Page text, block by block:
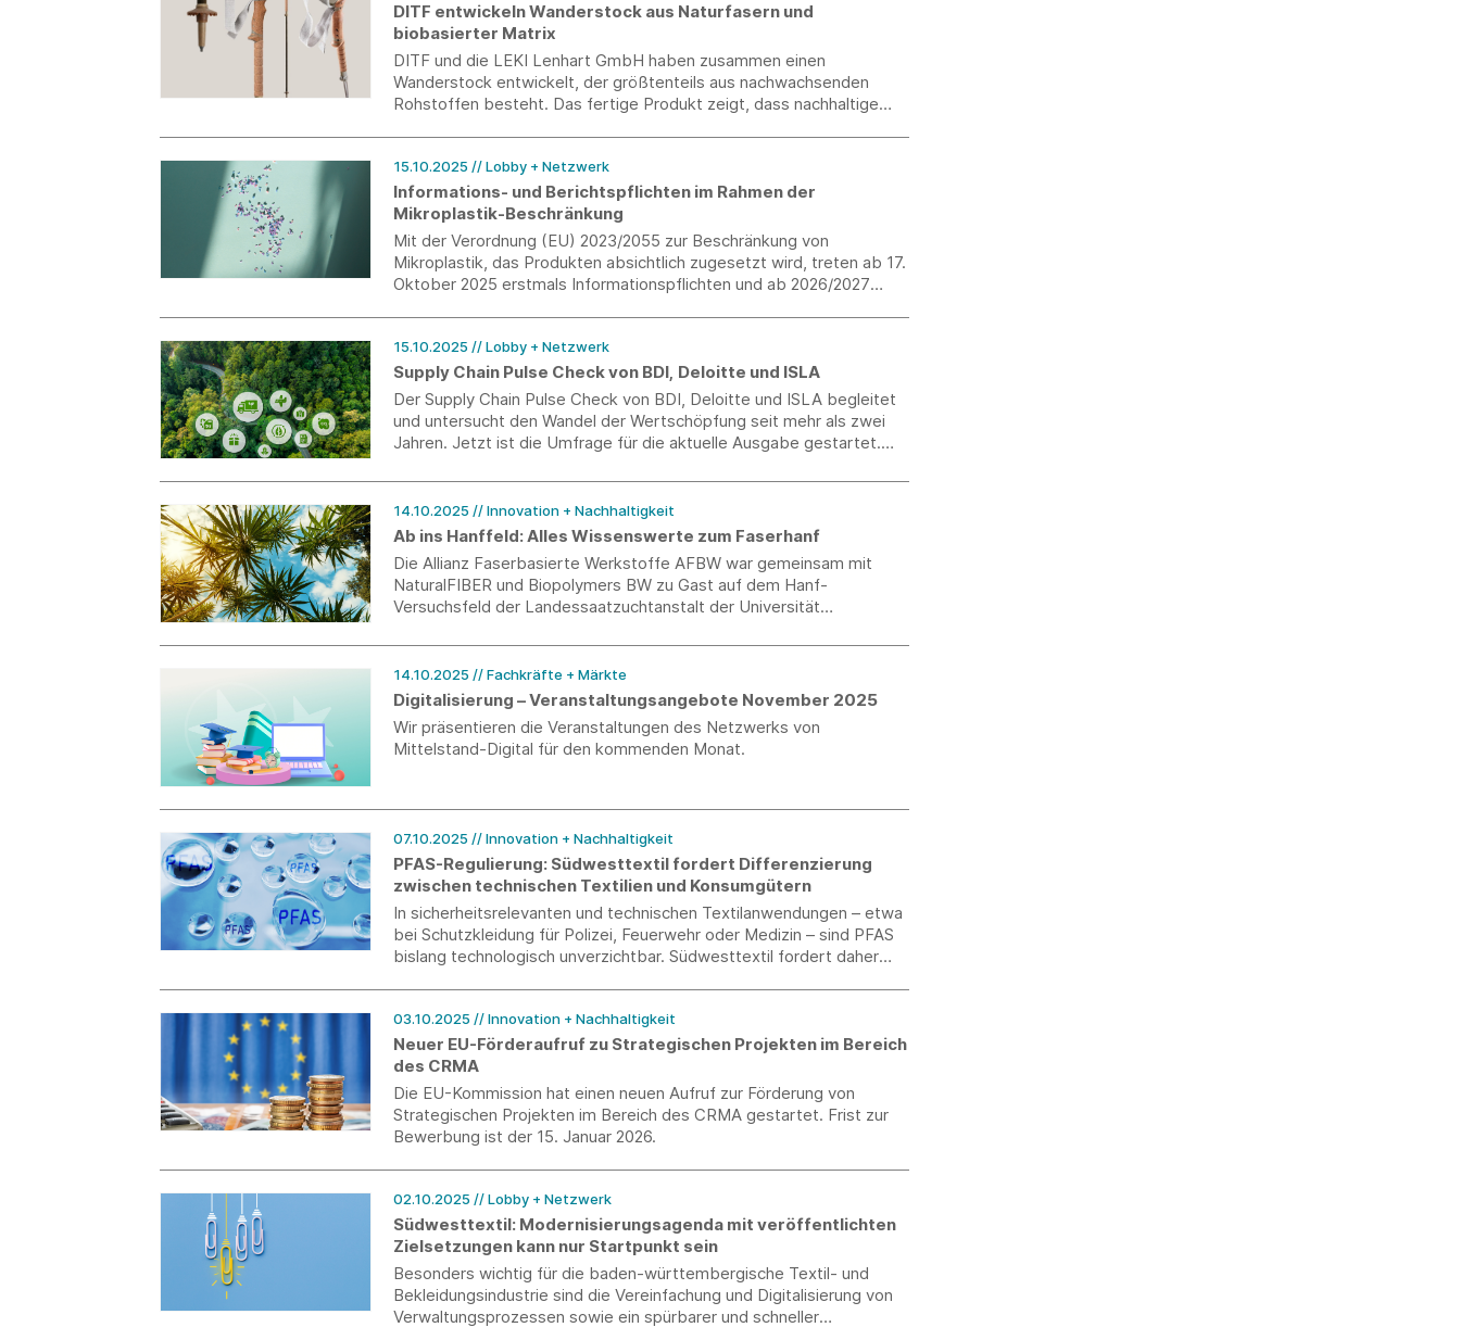
DITF entwickeln Wanderstock aus Naturfasern und
biobasierter Matrix
DITF und die LEKI Lenhart GmbH haben zusammen einen
Wanderstock entwickelt, der größtenteils aus nachwachsenden
Rohstoffen besteht. Das fertige Produkt zeigt, dass nachhaltige
15.10.2025 // Lobby + Netzwerk
Informations- und Berichtspflichten im Rahmen der
Mikroplastik-Beschränkung
Mit der Verordnung (EU) 2023/2055 zur Beschränkung von
Mikroplastik, das Produkten absichtlich zugesetzt wird, treten ab 17.
Oktober 2025 erstmals Informationspflichten und ab 2026/2027
relevanten Ausnahmen sowie die zeitlichen Pflichten.
15.10.2025 // Lobby + Netzwerk
Supply Chain Pulse Check von BDI, Deloitte und ISLA
Der Supply Chain Pulse Check von BDI, Deloitte und ISLA begleitet
und untersucht den Wandel der Wertschöpfung seit mehr als zwei
Jahren. Jetzt ist die Umfrage für die aktuelle Ausgabe gestartet.
veröffentlicht.
14.10.2025 // Innovation + Nachhaltigkeit
Ab ins Hanffeld: Alles Wissenswerte zum Faserhanf
Die Allianz Faserbasierte Werkstoffe AFBW war gemeinsam mit
NaturalFIBER und Biopolymers BW zu Gast auf dem Hanf-
Versuchsfeld der Landessaatzuchtanstalt der Universität
14.10.2025 // Fachkräfte + Märkte
Digitalisierung – Veranstaltungsangebote November 2025
Wir präsentieren die Veranstaltungen des Netzwerks von
Mittelstand-Digital für den kommenden Monat.
07.10.2025 // Innovation + Nachhaltigkeit
PFAS-Regulierung: Südwesttextil fordert Differenzierung
zwischen technischen Textilien und Konsumgütern
In sicherheitsrelevanten und technischen Textilanwendungen – etwa
bei Schutzkleidung für Polizei, Feuerwehr oder Medizin – sind PFAS
bislang technologisch unverzichtbar. Südwesttextil fordert daher
Umsetzung sicherer Alternativen zu ermöglichen.
03.10.2025 // Innovation + Nachhaltigkeit
Neuer EU-Förderaufruf zu Strategischen Projekten im Bereich
des CRMA
Die EU-Kommission hat einen neuen Aufruf zur Förderung von
Strategischen Projekten im Bereich des CRMA gestartet. Frist zur
Bewerbung ist der 15. Januar 2026.
02.10.2025 // Lobby + Netzwerk
Südwesttextil: Modernisierungsagenda mit veröffentlichten
Zielsetzungen kann nur Startpunkt sein
Besonders wichtig für die baden-württembergische Textil- und
Bekleidungsindustrie sind die Vereinfachung und Digitalisierung von
Verwaltungsprozessen sowie ein spürbarer und schneller